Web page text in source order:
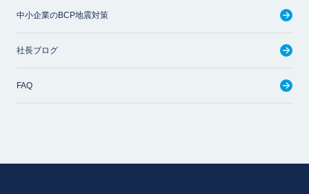
中小企業のBCP地震対策
社長ブログ
FAQ